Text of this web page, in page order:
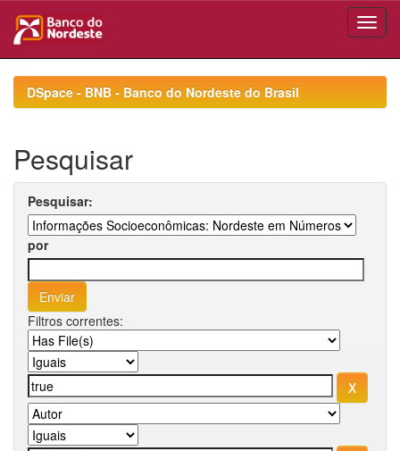
navigationDSpace - BNB - Banco do Nordeste do Brasil
Pesquisar
Pesquisar:
por
Filtros correntes: